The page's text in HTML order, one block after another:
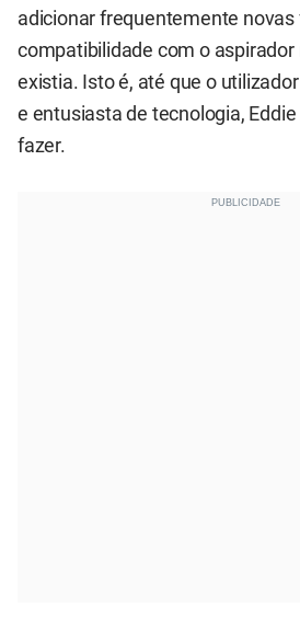
adicionar frequentemente novas
compatibilidade com o aspirador
existia. Isto é, até que o
e entusiasta de tecnologia,
fazer.